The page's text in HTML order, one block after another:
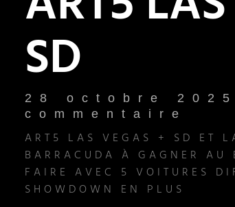
SD
28 octobre
commentaire
ART5 LAS VEGAS + SD ET
BARRACUDA À GAGNER AU
FAIRE AVEC 5 VOITURES
SHOWDOWN EN PLUS